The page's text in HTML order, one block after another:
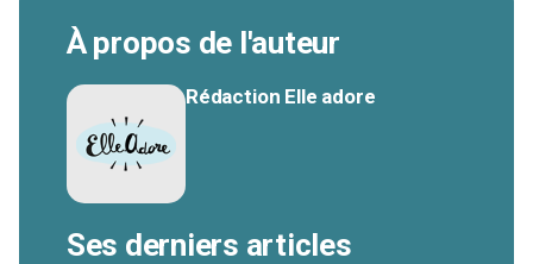
À propos de l'auteur
Rédaction Elle adore
Ses derniers articles